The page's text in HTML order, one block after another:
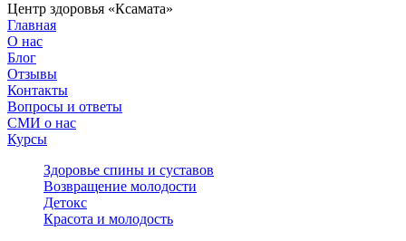
Центр здоровья «Ксамата»
Главная
О нас
Блог
Отзывы
Контакты
Вопросы и ответы
СМИ о нас
Курсы
Здоровье спины и суставов
Возвращение молодости
Детокс
Красота и молодость